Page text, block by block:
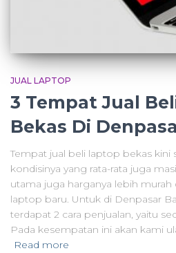
JUAL LAPTOP
3 Tempat Jual
Bekas Di
Tempat jual beli laptop bekas kini
kondisinya yang rata-rata juga
utama juga harganya lebih
laptop baru. Untuk di Denpasar
terdapat 2 cara penjualan, yaitu
Pada kesempatan ini akan kami
Read more